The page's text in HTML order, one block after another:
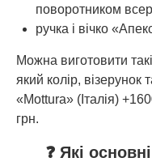
поворотником
ручка і вічко
Можна виготовити
який колір, візерунок
«Mottura» (Італія)
грн.
❓ Які